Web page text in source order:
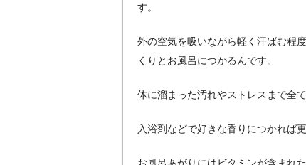
す。
外の空気を吸いながら軽く汗ばむ程
くりとお風呂につかるんです。
体に溜まった汚れやストレスまで全
入浴剤などで好きな香りにつかれば